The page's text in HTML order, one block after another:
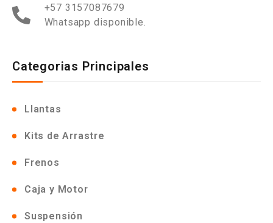
+57 3157087679
Whatsapp disponible.
Categorias Principales
Llantas
Kits de Arrastre
Frenos
Caja y Motor
Suspensión